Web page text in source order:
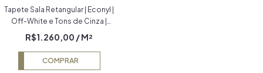
Tapete Sala Retangular | Econyl |
Off-White e Tons de Cinza |
Coleção Rio-Açu
R$1.260,00 / M²
COMPRAR